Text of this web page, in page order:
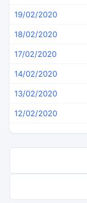
19/02/2020
18/02/2020
17/02/2020
14/02/2020
13/02/2020
12/02/2020